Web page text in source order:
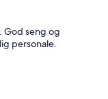
God seng og
personale.